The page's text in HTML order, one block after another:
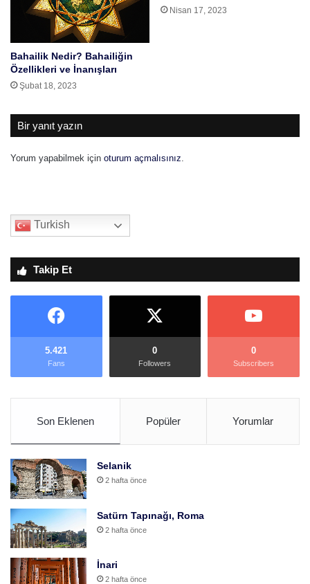
Bahailik Nedir? Bahailiğin
Özellikleri ve İnanışları
Şubat 18, 2023
Nisan 17, 2023
Bir yanıt yazın
Yorum yapabilmek için oturum açmalısınız.
Turkish
Takip Et
5.421
Fans
0
Followers
0
Subscribers
Son Eklenen Popüler Yorumlar
Selanik
2 hafta önce
Satürn Tapınağı, Roma
2 hafta önce
İnari
2 hafta önce